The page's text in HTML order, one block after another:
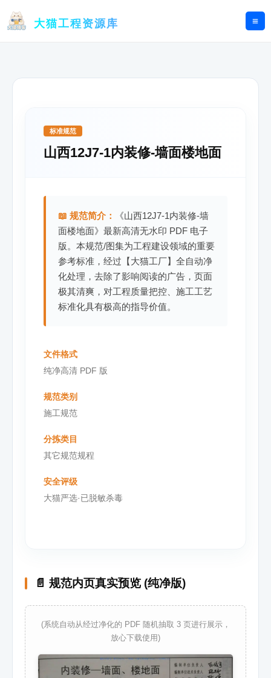
大猫工程资源库
标准规范
山西12J7-1内装修-墙面楼地面
📖 规范简介：
《山西12J7-1内装修-墙
面楼地面》最新高清无水印 PDF 电子
版。本规范/图集为工程建设领域的重要
参考标准，经过【大猫工厂】全自动净
化处理，去除了影响阅读的广告，页面
极其清爽，对工程质量把控、施工工艺
标准化具有极高的指导价值。
文件格式
纯净高清 PDF 版
规范类别
施工规范
分拣类目
其它规范规程
安全评级
大猫严选·已脱敏杀毒
📄 规范内页真实预览 (纯净版)
(系统自动从经过净化的 PDF 随机抽取 3 页进行展示，
放心下载使用)